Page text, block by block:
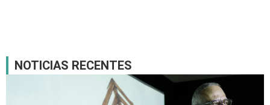
NOTICIAS RECENTES